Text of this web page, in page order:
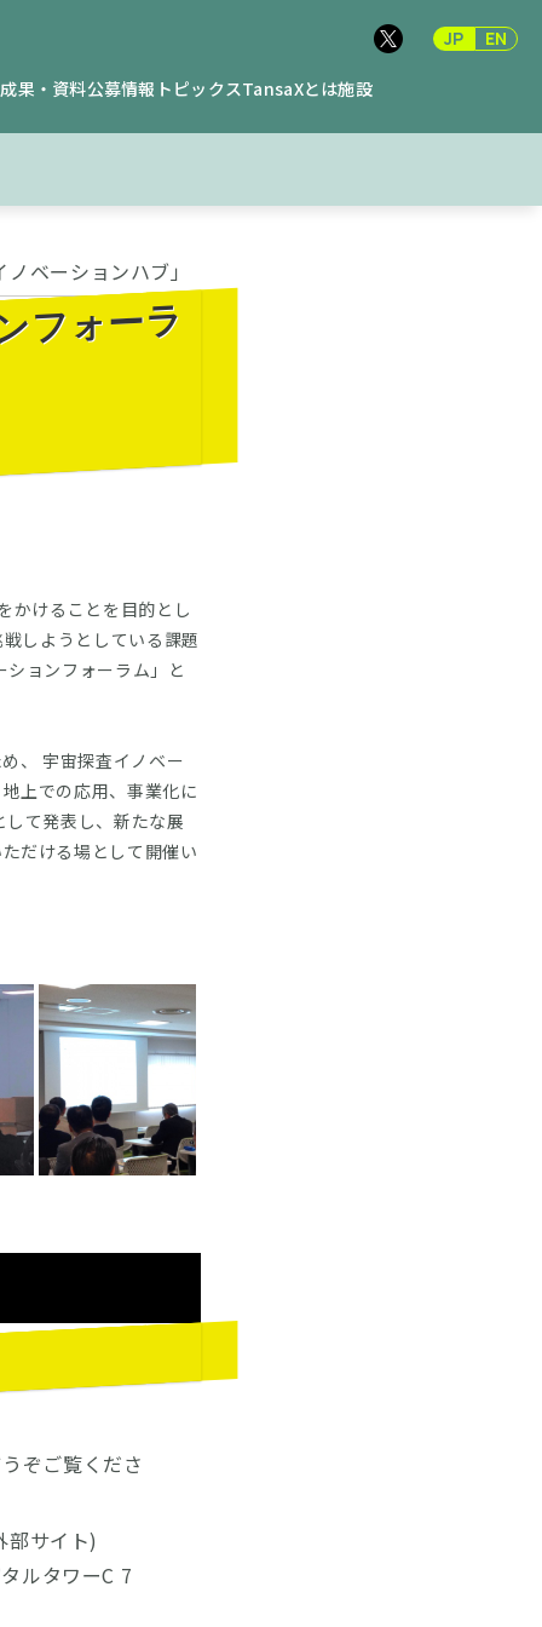
果・資料公募情報 トピックスTansaXとは施設
JP EN
ベーションハブ」
フォーラ
かけることを目的とし
しようとしている課題
ョンフォーラム」と
、 宇宙探査イノベー
上での応用、事業化に
て発表し、新たな展
だける場として開催い
ぞご覧くださ
サイト)
ルタワーC 7